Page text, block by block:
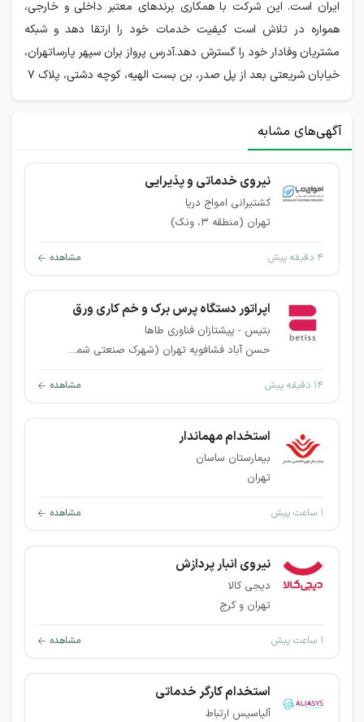
ایران است. این شرکت با همکاری برندهای معتبر داخلی و خارجی،
همواره در تلاش است کیفیت خدمات خود را ارتقا دهد و شبکه
مشتریان وفادار خود را گسترش دهد.آدرس پرواز بران سپهر پارساتهران،
خیابان شریعتی بعد از پل صدر، بن بست الهیه، کوچه دشتی، پلاک 7
آگهی‌های مشابه
نیروی خدماتی و پذیرایی
کشتیرانی امواج دریا
تهران (منطقه ۳، ونک)
۴ دقیقه پیش مشاهده
اپراتور دستگاه پرس برک و خم کاری ورق
بتیس - پیشتازان فناوری طاها
حسن آباد فشافویه تهران (شهرک صنعتی شمس آباد)
۱۴ دقیقه پیش مشاهده
استخدام مهماندار
بیمارستان ساسان
تهران
۱ ساعت پیش مشاهده
نیروی انبار پردازش
دیجی کالا
تهران و کرج
۱ ساعت پیش مشاهده
استخدام کارگر خدماتی
آلیاسیس ارتباط